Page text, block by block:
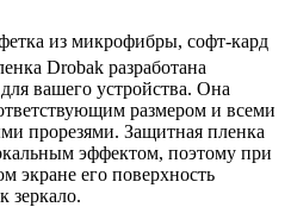
из микрофибры, софт-кард
Drobak разработана
вашего устройства. Она
размером и всеми
прорезями. Защитная пленка
эффектом, поэтому при
экране его поверхность
зеркало.